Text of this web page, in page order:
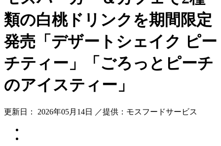
類の白桃ドリンクを期間限定
発売「デザートシェイク ピー
チティー」「ごろっとピーチ
のアイスティー」
更新日： 2026年05月14日 ／提供：モスフードサービス